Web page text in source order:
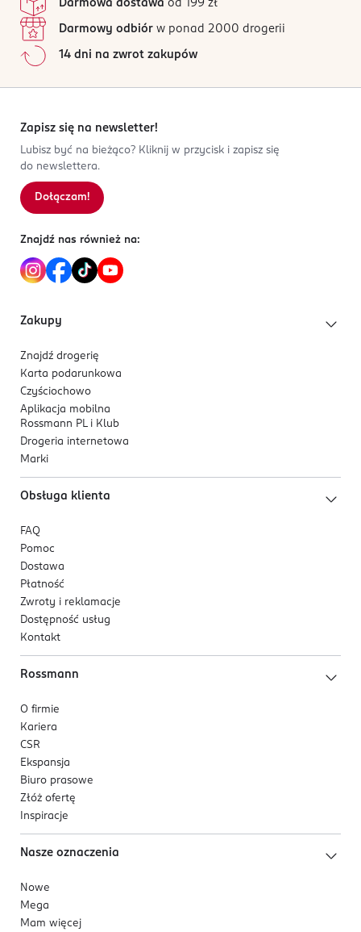
Opakowanie zawiera 12 sztuk.
dzieci - ryzyko uduszenia!
PRODUCENT/PODMIOT ODPOWIEDZIALNY
Dirk Rossmann GmbH
product@rossmann.info
48426139700
Kod EAN
Wszystkie opinie są zweryfikowane zakupem.
4
0%
2
1
0%
Sortowanie wg
Darmowa dostawa od 199 zł
Darmowy odbiór w ponad 2000 drogerii
14 dni na zwrot zakupów
Zapisz się na newsletter!
Lubisz być na bieżąco? Kliknij w przycisk i zapisz się
do newslettera.
Dołączam!
Znajdź nas również na:
Zakupy
Znajdź drogerię
Karta podarunkowa
Czyściochowo
Aplikacja mobilna
Rossmann PL i Klub
Drogeria internetowa
Marki
Obsługa klienta
FAQ
Pomoc
Dostawa
Płatność
Zwroty i reklamacje
Dostępność usług
Kontakt
Rossmann
O firmie
Kariera
CSR
Ekspansja
Biuro prasowe
Złóż ofertę
Inspiracje
Nasze oznaczenia
Nowe
Mega
Mam więcej